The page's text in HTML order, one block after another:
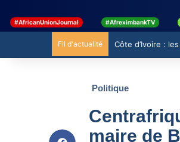
#AfricanUnionJournal #AfreximbankTV
Fil d'actualité Côte d’Ivoire :
Politique
maire de